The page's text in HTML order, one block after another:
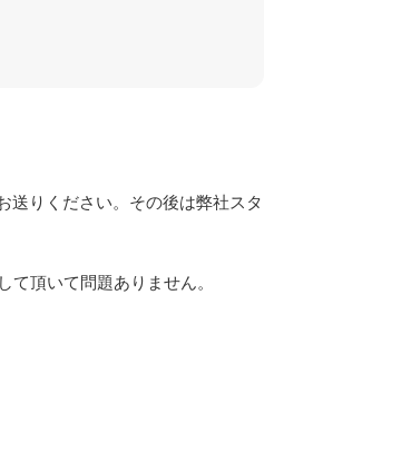
送りください。その後は弊社スタ
頂いて問題ありません。